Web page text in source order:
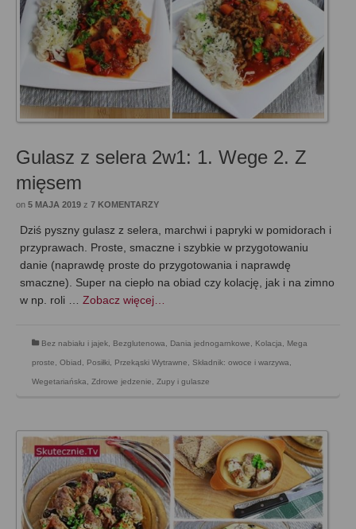
Gulasz z selera 2w1: 1. Wege 2. Z
mięsem
on 5 MAJA 2019 z 7 KOMENTARZY
Dziś pyszny gulasz z selera, marchwi i papryki w pomidorach i
przyprawach. Proste, smaczne i szybkie w przygotowaniu
danie (naprawdę proste do przygotowania i naprawdę
smaczne). Super na ciepło na obiad czy kolację, jak i na zimno
w np. roli … Zobacz więcej…
Bez nabiału i jajek, Bezglutenowa, Dania jednogarnkowe, Kolacja, Mega
proste, Obiad, Posiłki, Przekąski Wytrawne, Składnik: owoce i warzywa,
Wegetariańska, Zdrowe jedzenie, Zupy i gulasze